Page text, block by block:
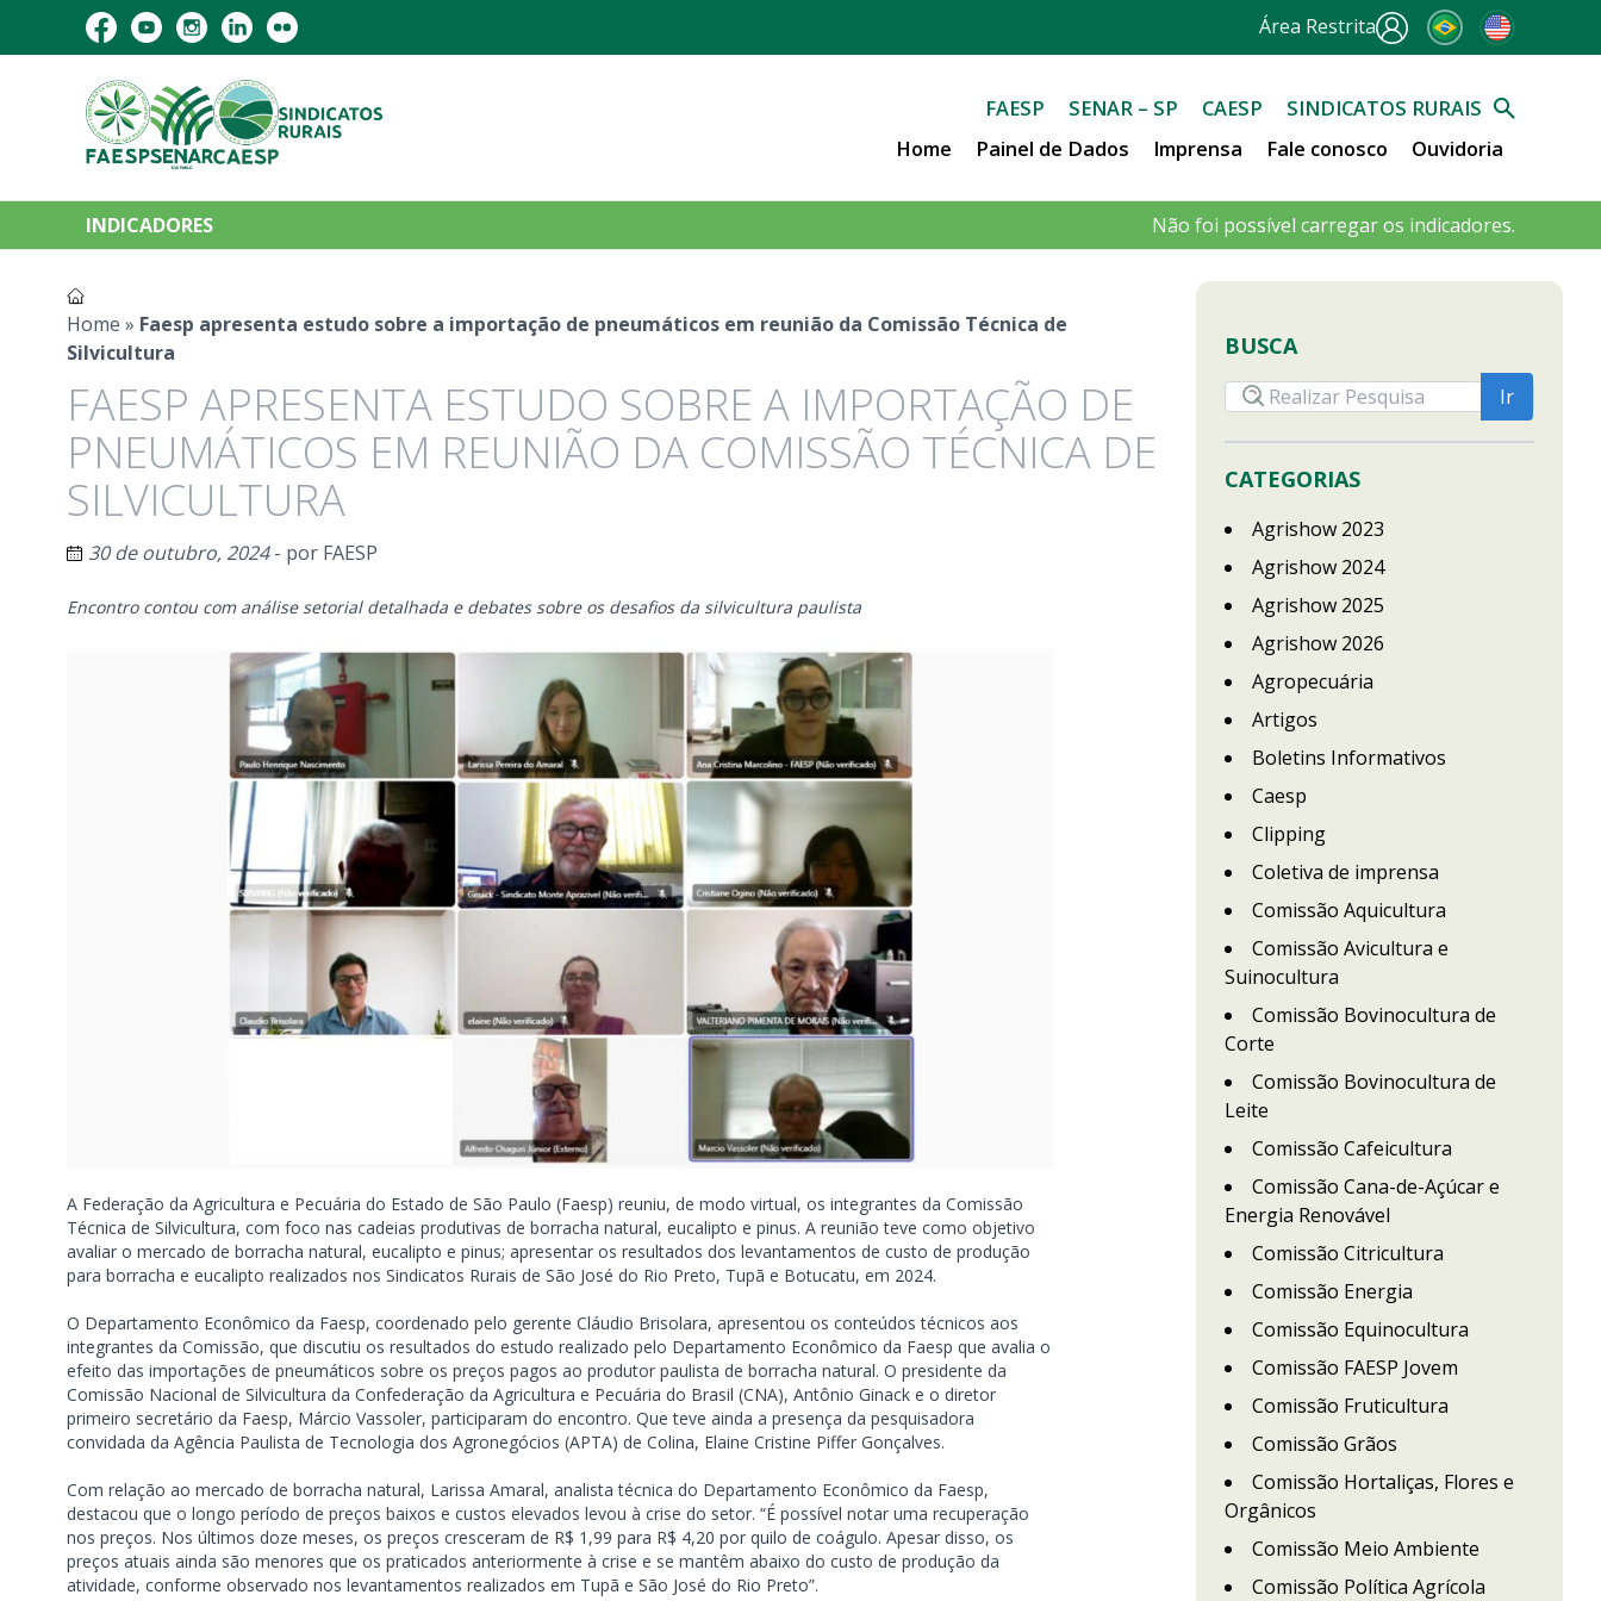
Área Restrita
FAESP SENAR – SP CAESP
SINDICATOS RURAIS
Home
Painel de Dados Imprensa Fale conosco Ouvidoria
INDICADORES Não foi possível carregar os indicadores.
Home » Faesp apresenta estudo sobre a importação de pneumáticos em reunião da Comissão Técnica de
Silvicultura
FAESP APRESENTA ESTUDO SOBRE A IMPORTAÇÃO DE
PNEUMÁTICOS EM REUNIÃO DA COMISSÃO TÉCNICA DE
SILVICULTURA
30 de outubro, 2024- por FAESP
Encontro contou com análise setorial detalhada e debates sobre os desafios da silvicultura paulista
A Federação da Agricultura e Pecuária do Estado de São Paulo (Faesp) reuniu, de modo virtual, os integrantes da Comissão
Técnica de Silvicultura, com foco nas cadeias produtivas de borracha natural, eucalipto e pinus. A reunião teve como objetivo
avaliar o mercado de borracha natural, eucalipto e pinus; apresentar os resultados dos levantamentos de custo de produção
para borracha e eucalipto realizados nos Sindicatos Rurais de São José do Rio Preto, Tupã e Botucatu, em 2024.
O Departamento Econômico da Faesp, coordenado pelo gerente Cláudio Brisolara, apresentou os conteúdos técnicos aos
integrantes da Comissão, que discutiu os resultados do estudo realizado pelo Departamento Econômico da Faesp que avalia o
efeito das importações de pneumáticos sobre os preços pagos ao produtor paulista de borracha natural. O presidente da
Comissão Nacional de Silvicultura da Confederação da Agricultura e Pecuária do Brasil (CNA), Antônio Ginack e o diretor
primeiro secretário da Faesp, Márcio Vassoler, participaram do encontro. Que teve ainda a presença da pesquisadora
convidada da Agência Paulista de Tecnologia dos Agronegócios (APTA) de Colina, Elaine Cristine Piffer Gonçalves.
Com relação ao mercado de borracha natural, Larissa Amaral, analista técnica do Departamento Econômico da Faesp,
destacou que o longo período de preços baixos e custos elevados levou à crise do setor. “É possível notar uma recuperação
nos preços. Nos últimos doze meses, os preços cresceram de R$ 1,99 para R$ 4,20 por quilo de coágulo. Apesar disso, os
preços atuais ainda são menores que os praticados anteriormente à crise e se mantêm abaixo do custo de produção da
atividade, conforme observado nos levantamentos realizados em Tupã e São José do Rio Preto”.
BUSCA
CATEGORIAS
Agrishow 2023
Agrishow 2024
Agrishow 2025
Agrishow 2026
Agropecuária
Artigos
Boletins Informativos
Caesp
Clipping
Coletiva de imprensa
Comissão Aquicultura
Comissão Avicultura e
Suinocultura
Comissão Bovinocultura de
Corte
Comissão Bovinocultura de
Leite
Comissão Cafeicultura
Comissão Cana-de-Açúcar e
Energia Renovável
Comissão Citricultura
Comissão Energia
Comissão Equinocultura
Comissão FAESP Jovem
Comissão Fruticultura
Comissão Grãos
Comissão Hortaliças, Flores e
Orgânicos
Comissão Meio Ambiente
Comissão Política Agrícola